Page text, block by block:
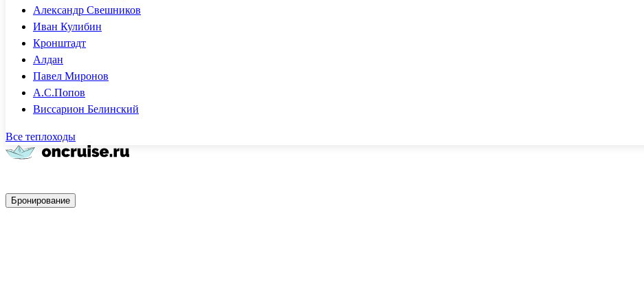
Александр Свешников
Иван Кулибин
Кронштадт
Алдан
Павел Миронов
А.С.Попов
Виссарион Белинский
Все теплоходы
Бронирование